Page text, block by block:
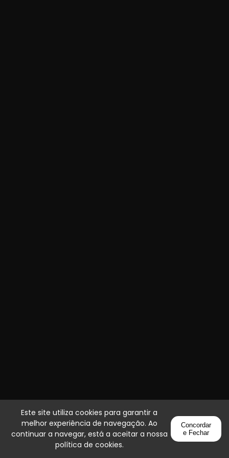
Este site utiliza cookies para garantir a
melhor experiência de navegação. Ao
continuar a navegar, está a aceitar a nossa
política de cookies.
Concordar
e Fechar